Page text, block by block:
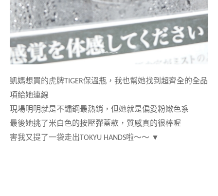
凱媽想買的虎牌 TIGER保溫瓶，我也幫她找到超齊全的全品
項給她連線
現場明明就是不鏽鋼最熱銷，但她就是偏愛粉嫩色系
最後她挑了米白色的按壓彈蓋款，質感真的很棒喔
害我又提了一袋走出 TOKYU HANDS啦～～ ▼